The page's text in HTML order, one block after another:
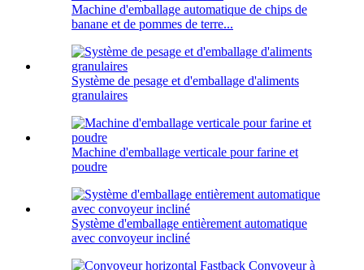
Machine d'emballage automatique de chips de
banane et de pommes de terre...
Système de pesage et d'emballage d'aliments
granulaires
Machine d'emballage verticale pour farine et
poudre
Système d'emballage entièrement automatique
avec convoyeur incliné